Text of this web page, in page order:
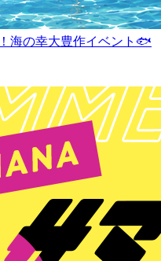
海の幸大豊作イベント🐟